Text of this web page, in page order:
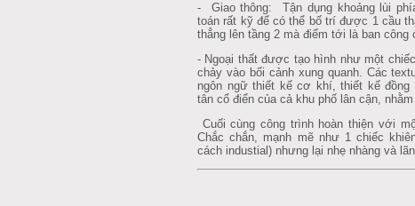
- Giao thông: Tận dụng khoảng lùi
toán rất kỹ để có thể bố trí được 1 cầu
thẳng lên tầng 2 mà điểm tới là ban công
- Ngoại thất được tạo hình như một
chảy vào bối cảnh xung quanh. Các
ngôn ngữ thiết kế cơ khí, thiết kế đồng
tân cổ điển của cả khu phố lân cận,
Cuối cùng công trình hoàn thiện với
Chắc chắn, mạnh mẽ như 1 chiếc
cách industial) nhưng lại nhẹ nhàng và